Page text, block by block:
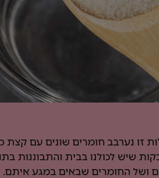
זו נערבב חומרים שונים עם קצת
שיש לכולנו בבית והתבוננות
ושל החומרים שבאים במגע איתם.